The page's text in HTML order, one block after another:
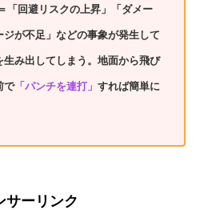
「回避リスクの上昇」「ダメー
が不足」などの事象が発生して
生み出してしまう。地面から飛び
で「パンチを連打」 すれば簡単に
サーリンク